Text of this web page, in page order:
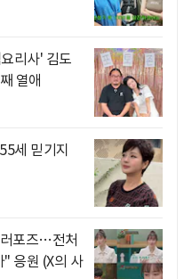
리사' 김도
열애
세 믿기지
포즈…전처
응원 (X의 사